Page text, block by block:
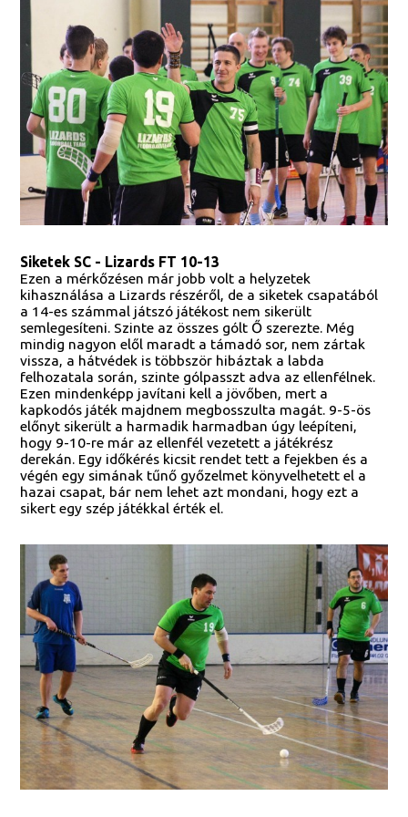
Siketek SC - Lizards FT 10-13
Ezen a mérkőzésen már jobb volt a helyzetek
kihasználása a Lizards részéről, de a siketek csapatából
a 14-es számmal játszó játékost nem sikerült
semlegesíteni. Szinte az összes gólt Ő szerezte. Még
mindig nagyon elől maradt a támadó sor, nem zártak
vissza, a hátvédek is többször hibáztak a labda
felhozatala során, szinte gólpasszt adva az ellenfélnek.
Ezen mindenképp javítani kell a jövőben, mert a
kapkodós játék majdnem megbosszulta magát. 9-5-ös
előnyt sikerült a harmadik harmadban úgy leépíteni,
hogy 9-10-re már az ellenfél vezetett a játékrész
derekán. Egy időkérés kicsit rendet tett a fejekben és a
végén egy simának tűnő győzelmet könyvelhetett el a
hazai csapat, bár nem lehet azt mondani, hogy ezt a
sikert egy szép játékkal érték el.